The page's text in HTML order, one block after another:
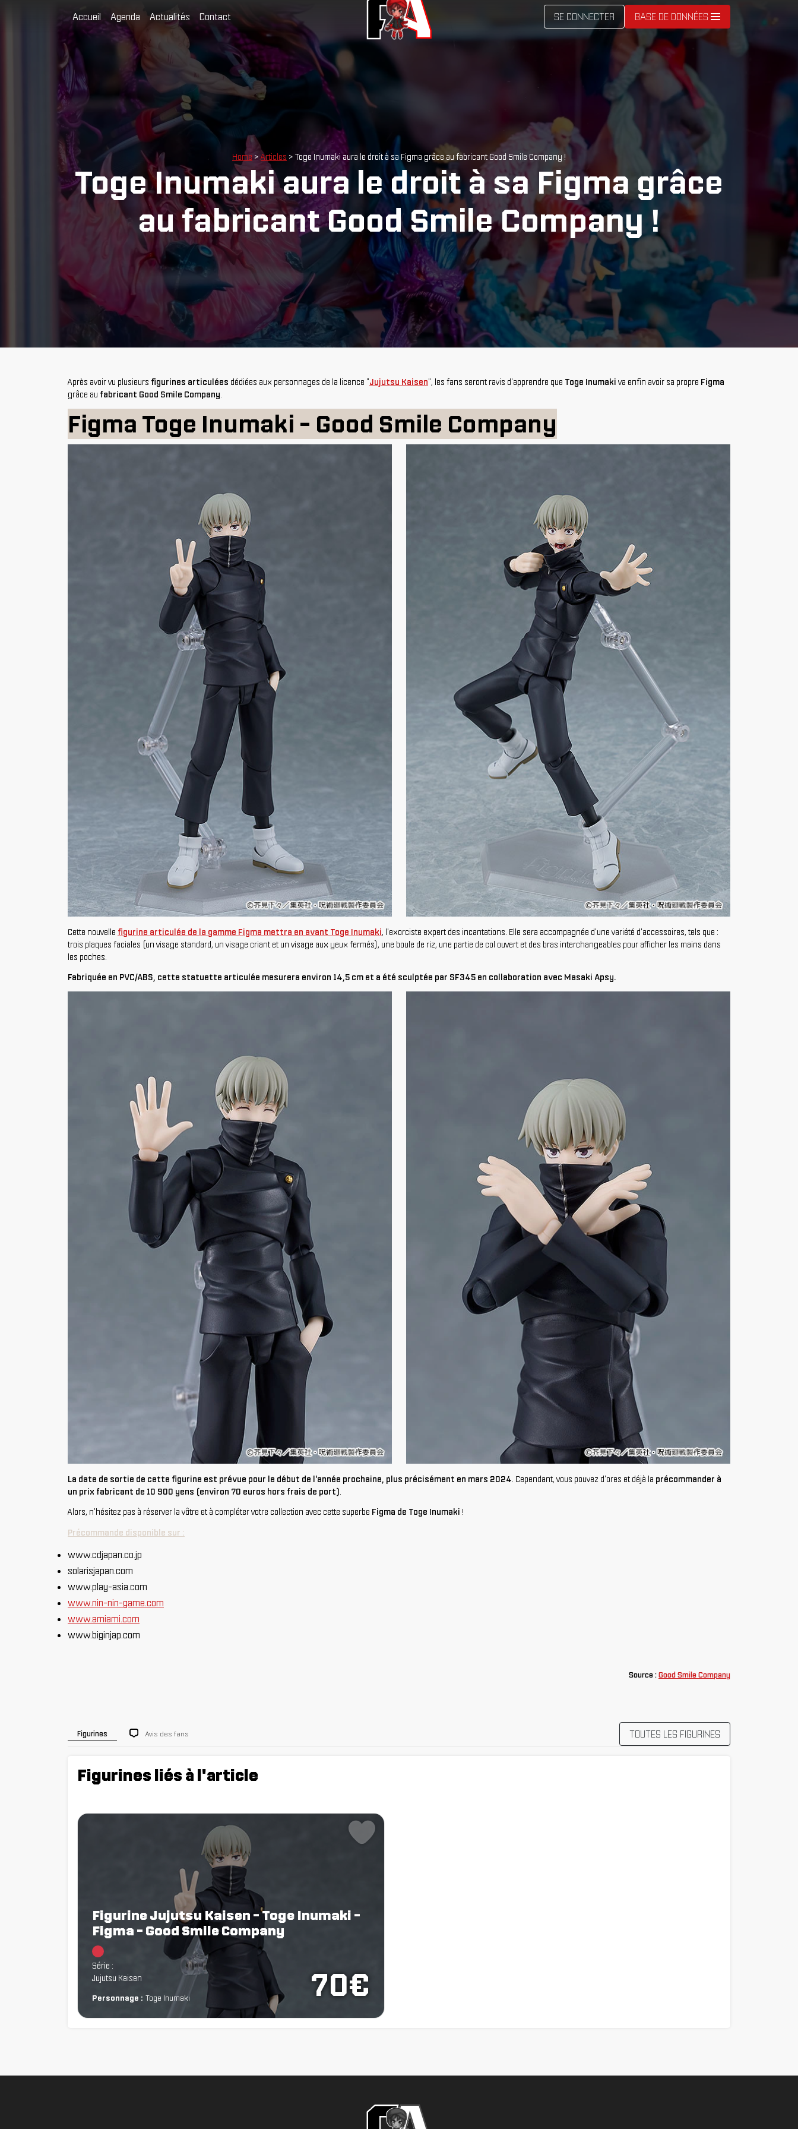
Accueil Agenda Actualités Contact SE CONNECTER BASE DE DONNÉES
Home > Articles > Toge Inumaki aura le droit à sa Figma grâce au fabricant Good Smile Company !
Toge Inumaki aura le droit à sa Figma grâce
au fabricant Good Smile Company !
Après avoir vu plusieurs figurines articulées dédiées aux personnages de la licence "Jujutsu Kaisen", les fans seront ravis d'apprendre que Toge Inumaki va enfin avoir sa propre Figma
grâce au fabricant Good Smile Company.
Figma Toge Inumaki - Good Smile Company
Cette nouvelle figurine articulée de la gamme Figma mettra en avant Toge Inumaki, l'exorciste expert des incantations. Elle sera accompagnée d'une variété d'accessoires, tels que :
trois plaques faciales (un visage standard, un visage criant et un visage aux yeux fermés), une boule de riz, une partie de col ouvert et des bras interchangeables pour afficher les mains dans
les poches.
Fabriquée en PVC/ABS, cette statuette articulée mesurera environ 14,5 cm et a été sculptée par SF345 en collaboration avec Masaki Apsy.
La date de sortie de cette figurine est prévue pour le début de l'année prochaine, plus précisément en mars 2024. Cependant, vous pouvez d'ores et déjà la précommander à
un prix fabricant de 10 900 yens (environ 70 euros hors frais de port).
Alors, n'hésitez pas à réserver la vôtre et à compléter votre collection avec cette superbe Figma de Toge Inumaki !
Précommande disponible sur :
www.cdjapan.co.jp
solarisjapan.com
www.play-asia.com
www.nin-nin-game.com
www.amiami.com
www.biginjap.com
Source :Good Smile Company
Figurines Avis des fans TOUTES LES FIGURINES
Figurines liés à l'article
70€
Figurine Jujutsu Kaisen - Toge Inumaki -
Figma - Good Smile Company
Chargement...
Série :
Jujutsu Kaisen
Personnage : Toge Inumaki